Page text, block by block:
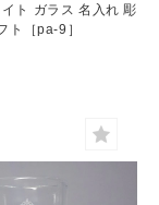
ト ガラス 名入れ 彫
ト［pa-9］